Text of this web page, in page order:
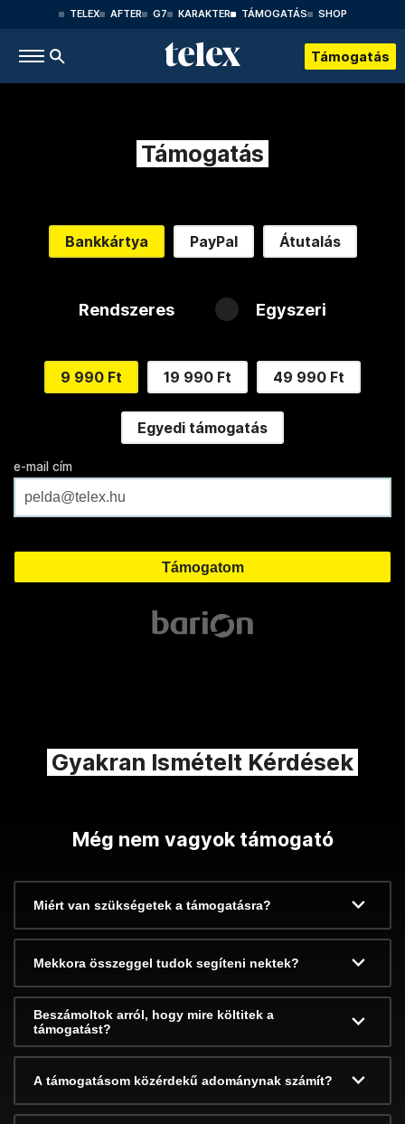
TELEX AFTER G7 KARAKTER TÁMOGATÁS SHOP
Támogatás
Támogatás
Bankkártya PayPal Átutalás
Rendszeres Egyszeri
9 990 Ft 19 990 Ft 49 990 Ft
Egyedi támogatás
e-mail cím
Gyakran Ismételt Kérdések
Még nem vagyok támogató
Miért van szükségetek a támogatásra?
Mekkora összeggel tudok segíteni nektek?
Beszámoltok arról, hogy mire költitek a
támogatást?
A támogatásom közérdekű adománynak számít?